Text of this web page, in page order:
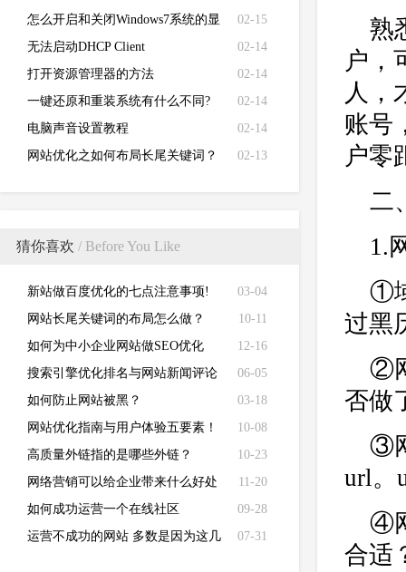
02-15
怎么开启和关闭Windows7系统的显
卡硬件加速功能
02-14
无法启动DHCP Client
02-14
打开资源管理器的方法
02-14
一键还原和重装系统有什么不同?
02-14
电脑声音设置教程
02-13
网站优化之如何布局长尾关键词？
猜你喜欢 / Before You Like
03-04
新站做百度优化的七点注意事项!
10-11
网站长尾关键词的布局怎么做？
12-16
如何为中小企业网站做SEO优化
06-05
搜索引擎优化排名与网站新闻评论
之间有关系吗？
03-18
如何防止网站被黑？
10-08
网站优化指南与用户体验五要素！
10-23
高质量外链指的是哪些外链？
11-20
网络营销可以给企业带来什么好处
？
09-28
如何成功运营一个在线社区
07-31
运营不成功的网站 多数是因为这几
熟
户，
人，
账号
户零
二
1.
①
过黑
②
否做
③
url。
④
合适